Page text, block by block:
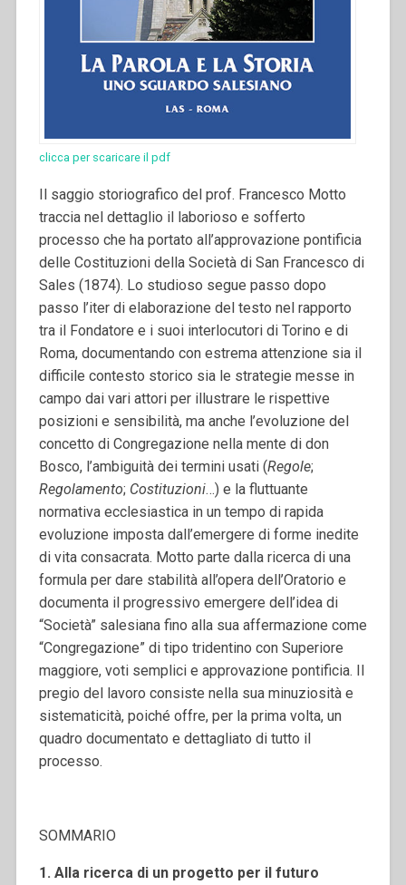
clicca per scaricare il pdf
Il saggio storiografico del prof. Francesco Motto
traccia nel dettaglio il laborioso e sofferto
processo che ha portato all’approvazione pontificia
delle Costituzioni della Società di San Francesco di
Sales (1874). Lo studioso segue passo dopo
passo l’iter di elaborazione del testo nel rapporto
tra il Fondatore e i suoi interlocutori di Torino e di
Roma, documentando con estrema attenzione sia il
difficile contesto storico sia le strategie messe in
campo dai vari attori per illustrare le rispettive
posizioni e sensibilità, ma anche l’evoluzione del
concetto di Congregazione nella mente di don
Bosco, l’ambiguità dei termini usati (Regole;
Regolamento; Costituzioni…) e la fluttuante
normativa ecclesiastica in un tempo di rapida
evoluzione imposta dall’emergere di forme inedite
di vita consacrata. Motto parte dalla ricerca di una
formula per dare stabilità all’opera dell’Oratorio e
documenta il progressivo emergere dell’idea di
“Società” salesiana fino alla sua affermazione come
“Congregazione” di tipo tridentino con Superiore
maggiore, voti semplici e approvazione pontificia. Il
pregio del lavoro consiste nella sua minuziosità e
sistematicità, poiché offre, per la prima volta, un
quadro documentato e dettagliato di tutto il
processo.
SOMMARIO
1. Alla ricerca di un progetto per il futuro